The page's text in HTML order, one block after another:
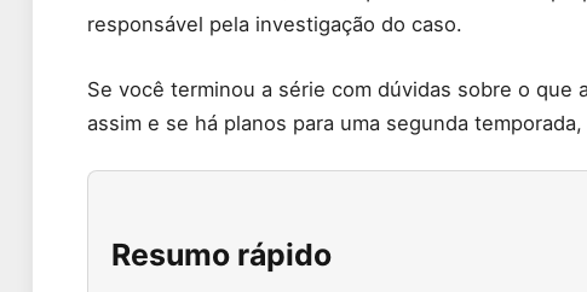
responsável pela investigação do caso.
Se você terminou a série com dúvidas sobre o que
assim e se há planos para uma segunda
Resumo rápido